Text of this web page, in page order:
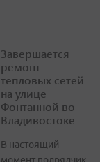
Завершается
ремонт
тепловых сетей
на улице
Фонтанной во
Владивостоке
В настоящий